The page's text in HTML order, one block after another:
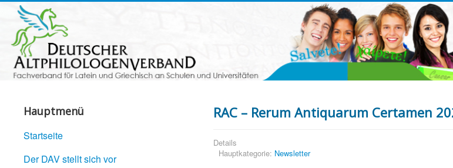
Hauptmenü
Startseite
Der DAV stellt sich vor
RAC – Rerum Antiquarum Certamen
Details
Hauptkategorie: Newsletter